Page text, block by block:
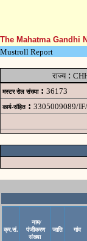
The Mahatma Gandhi
Mustroll Report
राज्य:
मस्टर रोल संख्या : 36173
कार्य-संहित : 3305009089/
क्र.सं.
नाम/
पंजीकरण
संख्या
जाति गांव